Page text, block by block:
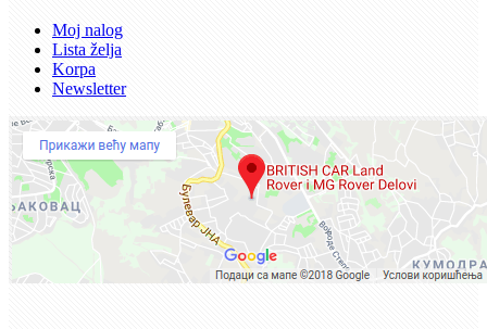
Moj nalog
Lista želja
Korpa
Newsletter